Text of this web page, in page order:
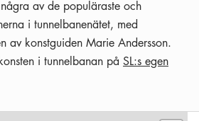
av de populäraste och
i tunnelbanenätet, med
av konstguiden Marie Andersson.
i tunnelbanan på SL:s egen